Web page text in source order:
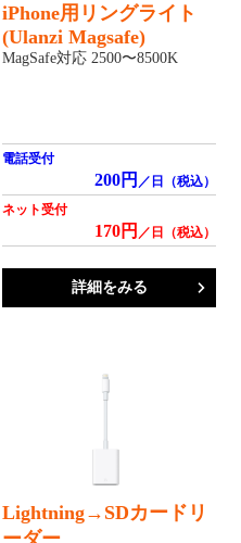
iPhone用リングライト
(Ulanzi Magsafe)
MagSafe対応 2500〜8500K
電話受付
200円 ／日（税込）
ネット受付
170円 ／日（税込）
詳細をみる
Lightning→SDカードリ
ーダー